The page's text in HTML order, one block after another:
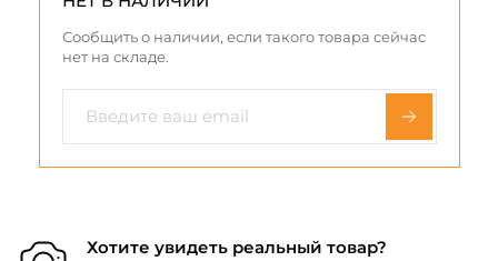
Сообщить о наличии, если такого товара сейчас
нет на складе.
Хотите увидеть реальный товар?